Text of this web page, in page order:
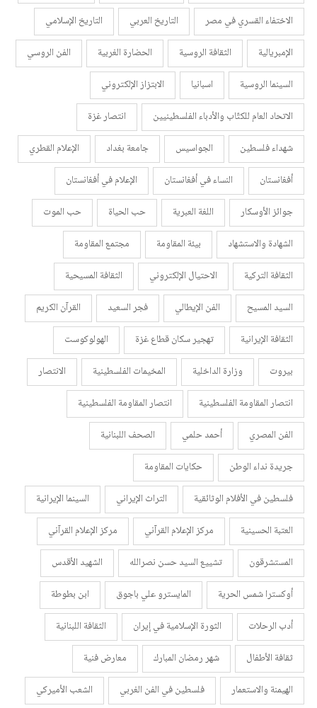
الاختفاء القسري في مصر
التاريخ العربي
التاريخ الإسلامي
الإمبريالية
الثقافة الروسية الحضارة الغربية
الفن الروسي
السينما الروسية
اسبانيا
الابتزاز الإلكتروني
الاتحاد العام للكتّاب والأدباء الفلسطينيين
انتصار غزة
شهداء فلسطين
الجواسيس جامعة بغداد
الإعلام القطري
أفغانستان
النساء في أفغانستان
الإعلام في أفغانستان
جوائز الأوسكار
اللغة العبرية حب الحياة
حب الموت
الشهادة والاستشهاد
بيئة المقاومة
مجتمع المقاومة
الثقافة التركية
الاحتيال الإلكتروني
الثقافة المسيحية
السيد المسيح
الفن الإيطالي فجر السعيد
القرآن الكريم
الثقافة الإيرانية
تهجير سكان قطاع غزة
الهولوكوست
بيروت
وزارة الداخلية المخيمات الفلسطينية
الانتصار
انتصار المقاومة الفلسطينية
انتصار المقاومة الفلسطينية
الفن المصري
أحمد حلمي
الصحف اللبنانية
جريدة نداء الوطن
حكايات المقاومة
فلسطين في الأفلام الوثائقية
التراث الإيراني
السينما الإيرانية
العتبة الحسينية
مركز الإعلام القرآني
مركز الإعلام القرآني
المستشرقون
تشييع السيد حسن نصرالله
الشهيد الأقدس
أوكسترا شمس الحرية
المايسترو علي باجوق
ابن بطوطة
أدب الرحلات
الثورة الإسلامية في إيران
الثقافة اللبنانية
ثقافة الأطفال
شهر رمضان المبارك
معارض فنية
الهيمنة والاستعمار
فلسطين في الفن الغربي
الشعب الأميركي